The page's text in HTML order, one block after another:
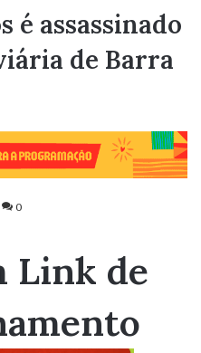
é assassinado
de Barra
0
Link de